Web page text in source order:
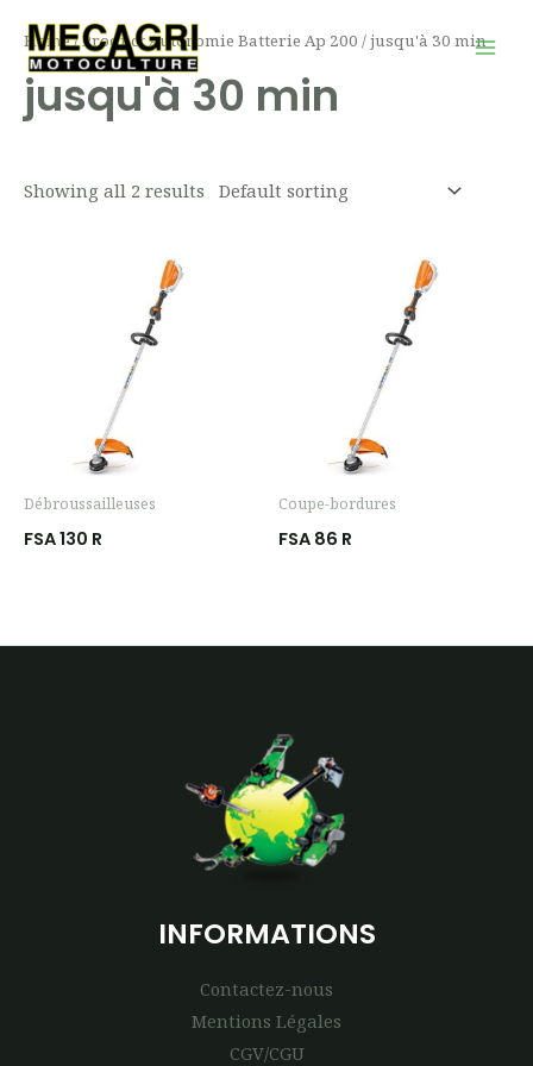
contenu
Home/ Product Autonomie Batterie Ap 200 / jusqu'à 30 min
jusqu'à 30 min
Showing all 2 results
Débroussailleuses
FSA 130 R
Coupe-bordures
FSA 86 R
INFORMATIONS
Contactez-nous
Mentions Légales
CGV/CGU